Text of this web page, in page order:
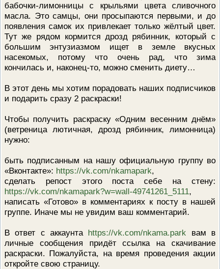
ПРОВЕРОЧНЫЙ ЛИСТ,
ПРИМЕНЯЕМЫЙ ПРИ
ОСУЩЕСТВЛЕНИИ
ГОСУДАРСТВЕННОГО
ОБЛАСТИ ОХРАНЫ И
ИСПОЛЬЗОВАНИЯ ООПТ
ФЕДЕРАЛЬНОГО ЗНАЧЕНИЯ
ПРОГРАММА ПРОФИЛАКТИКИ
РИСКОВ ПРИЧИНЕНИЯ
КОНТРОЛЬНЫХ
ЗАПРАШИВАТЬСЯ
(НАДЗОРНЫМ) ОРГАНОМ У
КОНТРОЛИРУЕМОГО ЛИЦА
бабочки-лимонницы с крыльями цвета сливочного
масла. Это самцы, они просыпаются первыми, и до
появления самок их привлекает только жёлтый цвет.
Тут же рядом кормится дрозд рябинник, который с
большим энтузиазмом ищет в земле вкусных
насекомых, потому что очень рад, что зима
кончилась и, наконец-то, можно сменить диету…
В этот день мы хотим порадовать наших подписчиков
и подарить сразу 2 раскраски!
Чтобы получить раскраску «Одним весенним днём»
(ветреница лютичная, дрозд рябинник, лимонница)
нужно:
быть подписанным на нашу официальную группу во
«Вконтакте»: https://vk.com/nkamapark,
сделать репост этого поста себе на стену:
https://vk.com/nkamapark?w=wall-49741261_5111,
написать «Готово» в комментариях к посту в нашей
группе. Иначе мы не увидим ваш комментарий.
В ответ с аккаунта https://vk.com/nkama.park вам в
личные сообщения придёт ссылка на скачивание
раскраски. Пожалуйста, на время проведения акции
откройте свою страницу.